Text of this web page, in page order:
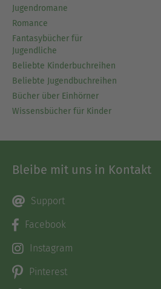
Jugendromane
Romance
Fantasybücher für
Jugendliche
Beliebte Kinderbuchreihen
Beliebte Jugendbuchreihen
Bücher über Einhörner
Wissensbücher für Kinder
Bleibe mit uns in Kontakt
Support
Facebook
Instagram
Pinterest